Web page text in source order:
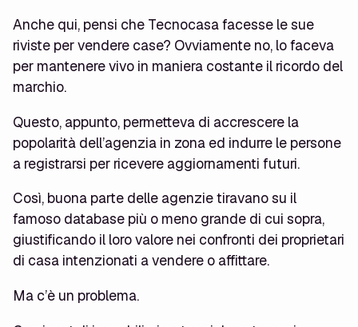
Anche qui, pensi che Tecnocasa facesse le sue
riviste per vendere case? Ovviamente no, lo faceva
per mantenere vivo in maniera costante il ricordo del
marchio.
Questo, appunto, permetteva di accrescere la
popolarità dell’agenzia in zona ed indurre le persone
a registrarsi per ricevere aggiornamenti futuri.
Così, buona parte delle agenzie tiravano su il
famoso database più o meno grande di cui sopra,
giustificando il loro valore nei confronti dei proprietari
di casa intenzionati a vendere o affittare.
Ma c’è un problema.